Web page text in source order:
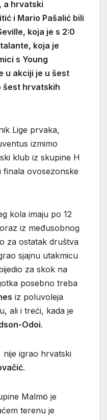
a hrvatski
i Mario Pašalić bili
koja je s 2:0
koja je
s Young
u akciji je u šest
šest hrvatskih
Lige prvaka,
izmimo
klub iz skupine H
ovosezonske
kola imaju po 12
iz međusobnog
za ostatak društva
sjajnu utakmicu
za skok na
posebno treba
iz poluvoleja
ali i treći, kada je
Odoi.
nije igrao hrvatski
.
Malmö je
terenu je